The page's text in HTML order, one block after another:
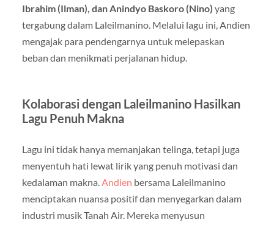
Ibrahim (Ilman), dan Anindyo Baskoro (Nino) yang
tergabung dalam Laleilmanino. Melalui lagu ini, Andien
mengajak para pendengarnya untuk melepaskan
beban dan menikmati perjalanan hidup.
Kolaborasi dengan Laleilmanino Hasilkan
Lagu Penuh Makna
Lagu ini tidak hanya memanjakan telinga, tetapi juga
menyentuh hati lewat lirik yang penuh motivasi dan
kedalaman makna.Andien bersama Laleilmanino
menciptakan nuansa positif dan menyegarkan dalam
industri musik Tanah Air. Mereka menyusun